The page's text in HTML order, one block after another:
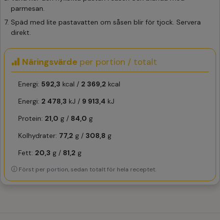
parmesan.
Späd med lite pastavatten om såsen blir för tjock. Servera
direkt.
Näringsvärde per portion / totalt
Energi: 592,3 kcal / 2 369,2 kcal
Energi: 2 478,3 kJ / 9 913,4 kJ
Protein: 21,0 g / 84,0 g
Kolhydrater: 77,2 g / 308,8 g
Fett: 20,3 g / 81,2 g
Först per portion, sedan totalt för hela receptet.